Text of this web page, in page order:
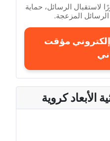
لاستقبال الرسائل، حماية
المزعجة.
مؤقت
الأبعاد كروية